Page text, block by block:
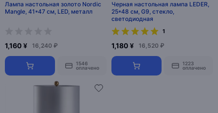
Лампа настольная золото Nordic
Mangle, 41*47 см, LED, металл
1,160 ¥ 16,240 ₽
1546
оплачено
Черная настольная лампа LEDER,
25*48 см, G9, стекло,
светодиодная
1
1,180 ¥ 16,520 ₽
1223
оплачено